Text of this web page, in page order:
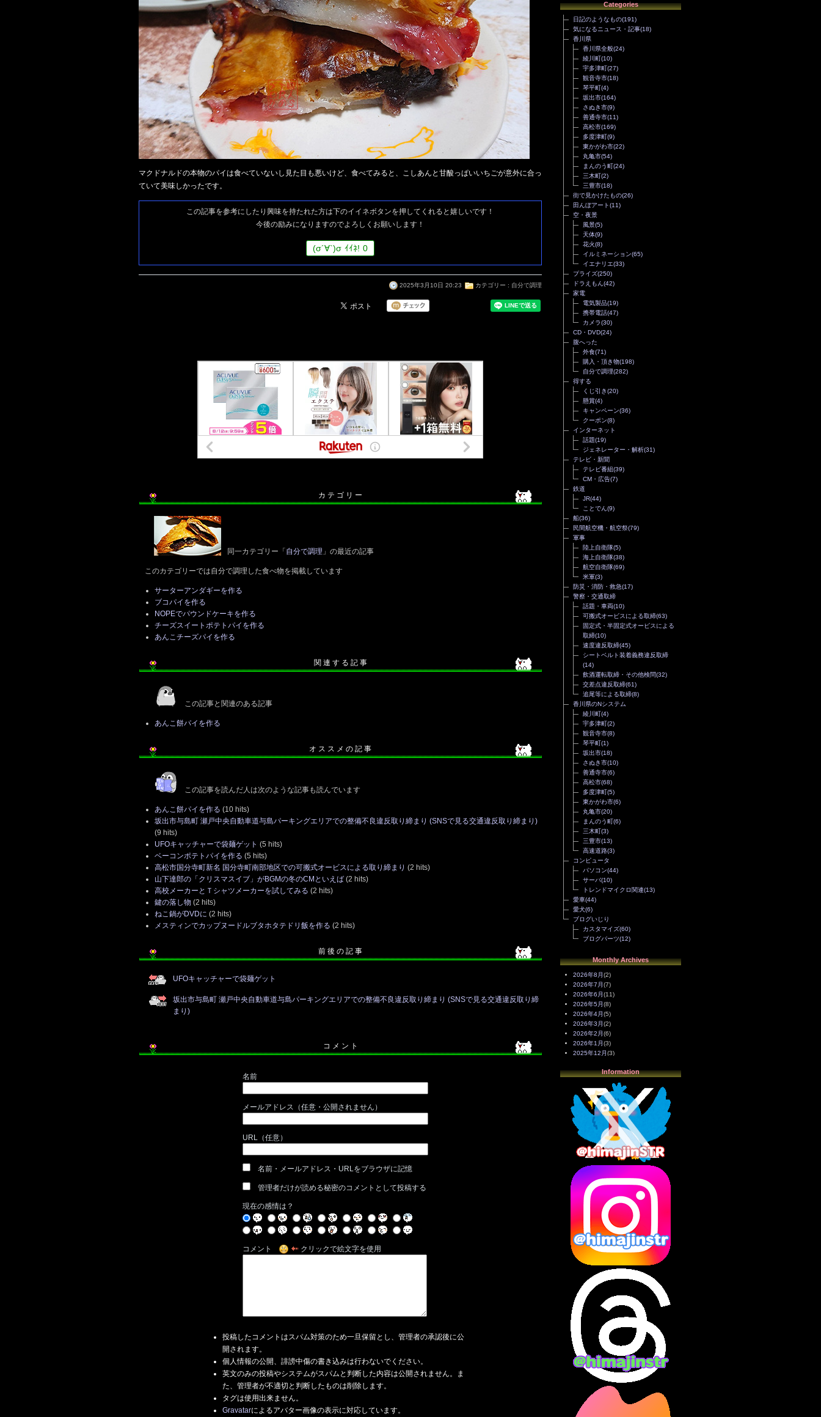
マクドナルドの本物のパイは食べていないし見た目も悪いけど、食べてみると、こしあんと甘酸っぱいいちごが意外に合っ
ていて美味しかったです。
この記事を参考にしたり興味を持たれた方は下のイイネボタンを押してくれると嬉しいです！
今後の励みになりますのでよろしくお願いします！
(σ´∀`)σ ｲｲﾈ! 0
2025年3月10日 20:23 カテゴリー : 自分で調理
カ テ ゴ リ ー
同一カテゴリー「 自分で調理 」の最近の記事
このカテゴリーでは自分で調理した食べ物を掲載しています
サーターアンダギーを作る
ブコパイを作る
NOPEでパウンドケーキを作る
チーズスイートポテトパイを作る
あんこチーズパイを作る
関 連 す る 記 事
この記事と関連のある記事
あんこ餅パイを作る
オ ス ス メ の 記 事
この記事を読んだ人は次のような記事も読んでいます
あんこ餅パイを作る (10 hits)
坂出市与島町 瀬戸中央自動車道与島パーキングエリアでの整備不良違反取り締まり (SNSで見る交通違反取り締まり)
(9 hits)
UFOキャッチャーで袋麺ゲット (5 hits)
ベーコンポテトパイを作る (5 hits)
高松市国分寺町新名 国分寺町南部地区での可搬式オービスによる取り締まり (2 hits)
山下達郎の「クリスマスイブ」がBGMの冬のCMといえば (2 hits)
高校メーカーとＴシャツメーカーを試してみる (2 hits)
鍵の落し物 (2 hits)
ねこ鍋がDVDに (2 hits)
メスティンでカップヌードルブタホタテドリ飯を作る (2 hits)
前 後 の 記 事
UFOキャッチャーで袋麺ゲット
坂出市与島町 瀬戸中央自動車道与島パーキングエリアでの整備不良違反取り締まり (SNSで見る交通違反取り締
まり)
コ メ ン ト
名前
メールアドレス（任意・公開されません）
URL（任意）
名前・メールアドレス・URLをブラウザに記憶
管理者だけが読める秘密のコメントとして投稿する
現在の感情は？
コメント クリックで絵文字を使用
投稿したコメントはスパム対策のため一旦保留とし、管理者の承認後に公
開されます。
個人情報の公開、誹謗中傷の書き込みは行わないでください。
英文のみの投稿やシステムがスパムと判断した内容は公開されません。ま
た、管理者が不適切と判断したものは削除します。
タグは使用出来ません。
Gravatarによるアバター画像の表示に対応しています。
Categories
日記のようなもの(191)
気になるニュース・記事(18)
香川県
香川県全般(24)
綾川町(10)
宇多津町(27)
観音寺市(18)
琴平町(4)
坂出市(164)
さぬき市(9)
善通寺市(11)
高松市(169)
多度津町(9)
東かがわ市(22)
丸亀市(54)
まんのう町(24)
三木町(2)
三豊市(18)
街で見かけたもの(26)
田んぼアート(11)
空・夜景
風景(5)
天体(9)
花火(8)
イルミネーション(65)
イエナリエ(33)
プライズ(250)
ドラえもん(42)
家電
電気製品(19)
携帯電話(47)
カメラ(30)
CD・DVD(24)
腹へった
外食(71)
購入・頂き物(198)
自分で調理(282)
得する
くじ引き(20)
懸賞(4)
キャンペーン(36)
クーポン(8)
インターネット
話題(19)
ジェネレーター・解析(31)
テレビ・新聞
テレビ番組(39)
CM・広告(7)
鉄道
JR(44)
ことでん(9)
船(36)
民間航空機・航空祭(79)
軍事
陸上自衛隊(5)
海上自衛隊(38)
航空自衛隊(69)
米軍(3)
防災・消防・救急(17)
警察・交通取締
話題・車両(10)
可搬式オービスによる取締(63)
固定式・半固定式オービスによる
取締(10)
速度違反取締(45)
シートベルト装着義務違反取締
(14)
飲酒運転取締・その他検問(32)
交差点違反取締(61)
追尾等による取締(8)
香川県のNシステム
綾川町(4)
宇多津町(2)
観音寺市(8)
琴平町(1)
坂出市(18)
さぬき市(10)
善通寺市(6)
高松市(68)
多度津町(5)
東かがわ市(6)
丸亀市(20)
まんのう町(6)
三木町(3)
三豊市(13)
高速道路(3)
コンピュータ
パソコン(44)
サーバ(10)
トレンドマイクロ関連(13)
愛車(44)
愛犬(6)
ブログいじり
カスタマイズ(60)
ブログパーツ(12)
Monthly Archives
2026年8月(2)
2026年7月(7)
2026年6月(11)
2026年5月(8)
2026年4月(5)
2026年3月(2)
2026年2月(6)
2026年1月(3)
2025年12月(3)
2025年10月(3)
2025年8月 (3)
2025年7月(2)
2025年6月(1)
2025年5月
(7)
2025年4月(2)
2025年3月 (8)
2025年2月(10)
2025年1月
2024年12月
2024年11月(13)
2024年10月
2024年9月 (14)
2024年8月 (13)
2024年7月
(7)
2024年6月(10)
2024年5月(12)
2024年4月(15)
2024年3月
2024年1月
2023年12月
2023年11月 (4)
2023年10月
(3)
2023年9月
2023年8月(12)
2023年7月
(14)
2023年6月
2023年5月
(5)
2023年4月(6)
2023年3月
(3)
2023年1月
2022年12月
2022年11月
Information